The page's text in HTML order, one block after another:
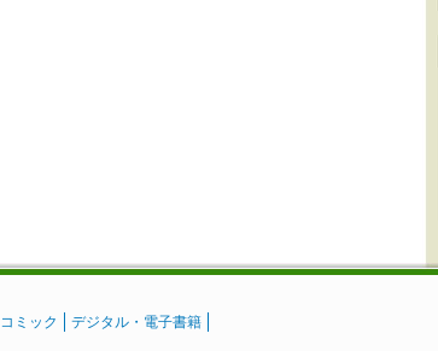
コミック デジタル・電子書籍